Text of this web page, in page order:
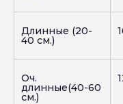
Длинные (20-
40 см.)
Оч.
длинные(40-60
см.)